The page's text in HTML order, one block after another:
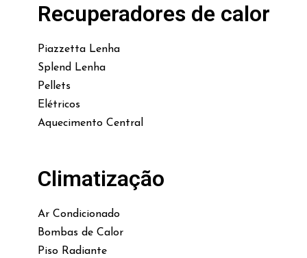
Recuperadores de calor
Piazzetta Lenha
Splend Lenha
Pellets
Elétricos
Aquecimento Central
Climatização
Ar Condicionado
Bombas de Calor
Piso Radiante